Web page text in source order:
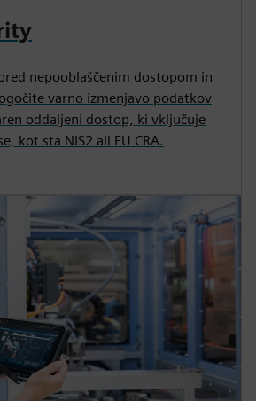
nepooblaščenim dostopom in
varno izmenjavo podatkov
oddaljeni dostop, ki vključuje
kot sta NIS2 ali EU CRA.